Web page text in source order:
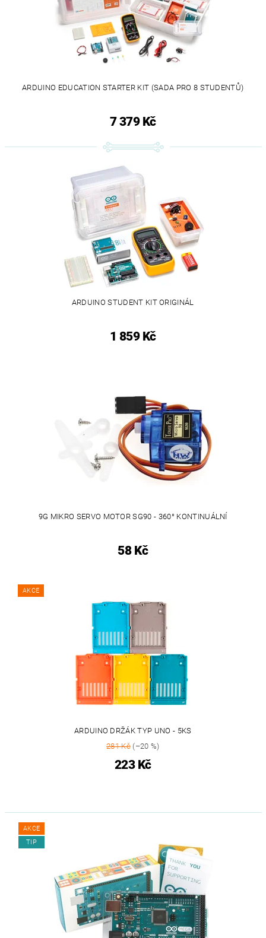
ARDUINO EDUCATION STARTER KIT (SADA PRO 8 STUDENTŮ)
7 379 Kč
ARDUINO STUDENT KIT ORIGINÁL
1 859 Kč
9G MIKRO SERVO MOTOR SG90 - 360° KONTINUÁLNÍ
58 Kč
AKCE
ARDUINO DRŽÁK TYP UNO - 5KS
281 Kč(–20 %)
223 Kč
AKCE
TIP